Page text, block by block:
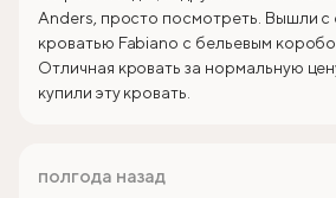
Anders, просто посмотреть. Вышли с
кроватью Fabiano с бельевым
Отличная кровать за нормальную
купили эту кровать.
полгода назад